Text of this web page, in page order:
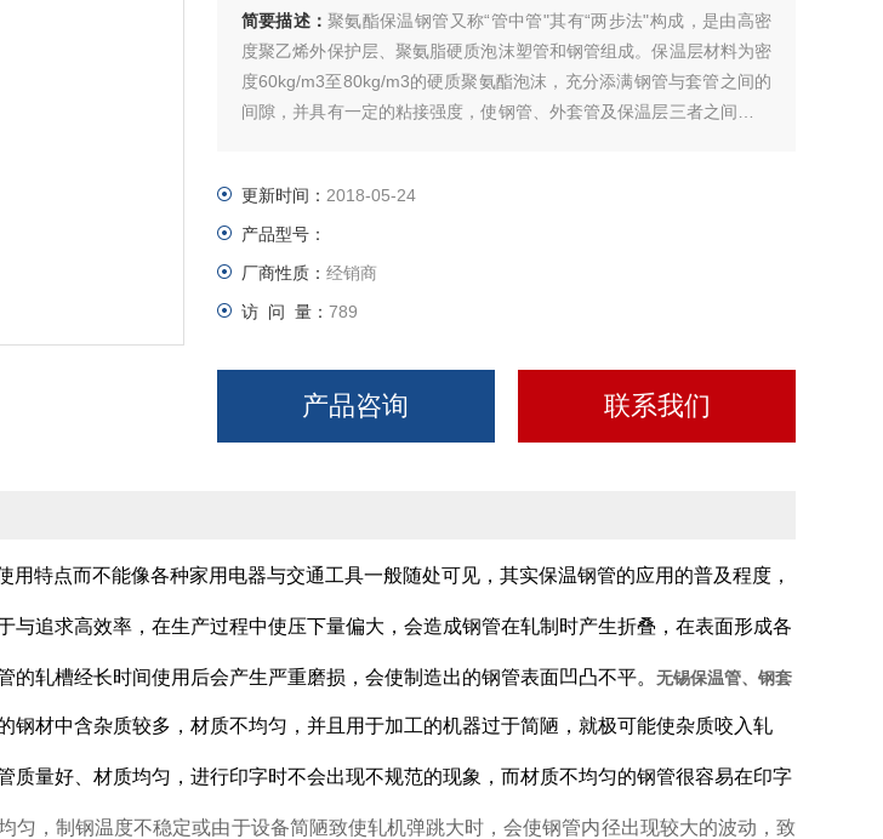
简要描述： 聚氨酯保温钢管又称“管中管"其有“两步法"构成，是由高密
度聚乙烯外保护层、聚氨脂硬质泡沫塑管和钢管组成。保温层材料为密
度60kg/m3至80kg/m3的硬质聚氨酯泡沫，充分添满钢管与套管之间的
间隙，并具有一定的粘接强度，使钢管、外套管及保温层三者之间形成
更新时间： 2018-05-24
产品型号：
厂商性质： 经销商
访 问 量： 789
产品咨询 联系我们
用特点而不能像各种家用电器与交通工具一般随处可见，其实保温钢管的应用的普及程度，
与追求高效率，在生产过程中使压下量偏大，会造成钢管在轧制时产生折叠，在表面形成各
。
的轧槽经长时间使用后会产生严重磨损，会使制造出的钢管表面凹凸不平。 无锡保温管、钢套
钢材中含杂质较多，材质不均匀，并且用于加工的机器过于简陋，就极可能使杂质咬入轧
质量好、材质均匀，进行印字时不会出现不规范的现象，而材质不均匀的钢管很容易在印字
匀，制钢温度不稳定或由于设备简陋致使轧机弹跳大时，会使钢管内径出现较大的波动，致